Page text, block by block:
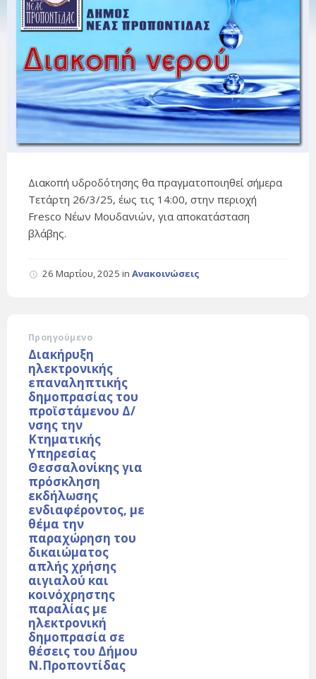
Διακοπή υδροδότησης θα πραγματοποιηθεί σήμερα
Τετάρτη 26/3/25, έως τις 14:00, στην περιοχή
Fresco Νέων Μουδανιών, για αποκατάσταση
βλάβης.
26 Μαρτίου, 2025 in Ανακοινώσεις
Προηγούμενο
Διακήρυξη
ηλεκτρονικής
επαναληπτικής
δημοπρασίας του
προϊστάμενου Δ/
νσης την
Κτηματικής
Υπηρεσίας
Θεσσαλονίκης για
πρόσκληση
εκδήλωσης
ενδιαφέροντος, με
θέμα την
παραχώρηση του
δικαιώματος
απλής χρήσης
αιγιαλού και
κοινόχρηστης
παραλίας με
ηλεκτρονική
δημοπρασία σε
θέσεις του Δήμου
Ν.Προποντίδας